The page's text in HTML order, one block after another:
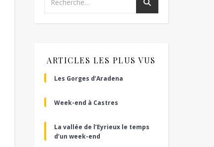
ARTICLES LES PLUS VUS
Les Gorges d’Aradena
Week-end à Castres
La vallée de l’Eyrieux le temps
d’un week-end